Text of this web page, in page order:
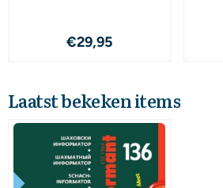
Prijs: 29,95
€29,95
Laatst bekeken items